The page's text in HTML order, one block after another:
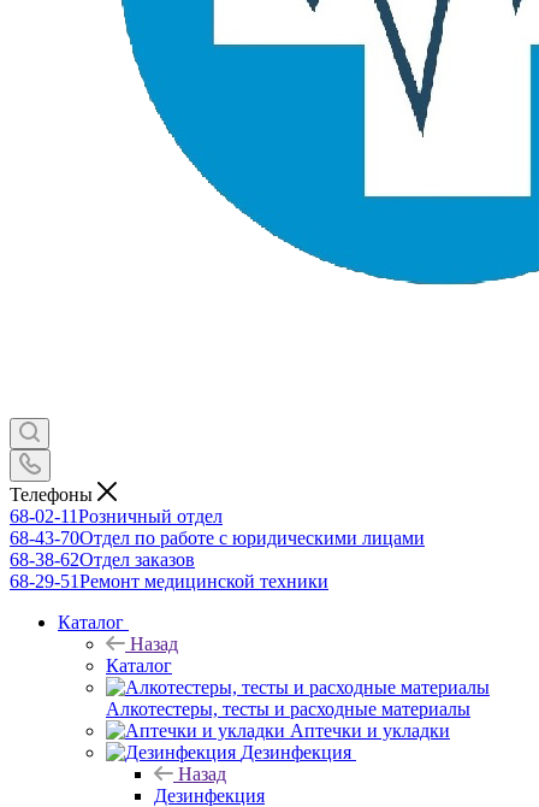
Телефоны
68-02-11Розничный отдел
68-43-70Отдел по работе с юридическими лицами
68-38-62Отдел заказов
68-29-51Ремонт медицинской техники
Каталог
Назад
Каталог
Алкотестеры, тесты и расходные материалы
Аптечки и укладки
Дезинфекция
Назад
Дезинфекция